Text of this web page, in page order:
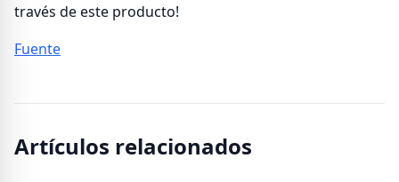
través de este producto!
Fuente
Artículos relacionados